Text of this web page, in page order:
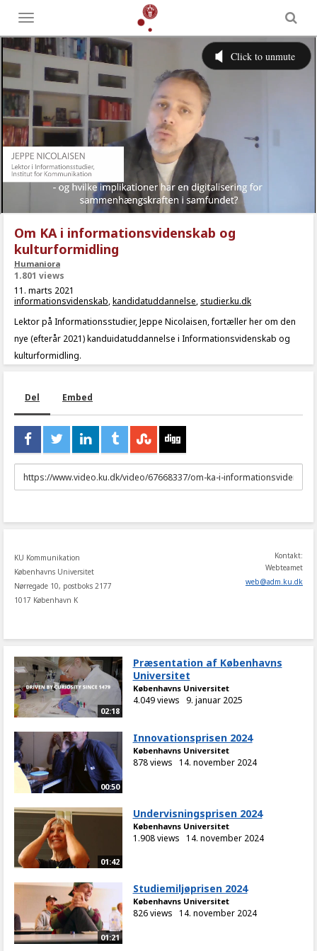
Toggle
menu
Om KA i informationsvidenskab og
kulturformidling
Humaniora
1.801 views
11. marts 2021
informationsvidenskab,kandidatuddannelse, studier.ku.dk
Lektor på Informationsstudier, Jeppe Nicolaisen, fortæller her om den
nye (efterår 2021) kanduidatuddannelse i Informationsvidenskab og
kulturformidling.
Del Embed
URL
to
KU Kommunikation
Københavns Universitet
Nørregade 10, postboks 2177
1017 København K
Kontakt:
Webteamet
web@adm.ku.dk
02:18
Præsentation af Københavns
Universitet
Københavns Universitet
4.049 views 9. januar 2025
00:50
Innovationsprisen 2024
Københavns Universitet
878 views 14. november 2024
01:42
Undervisningsprisen 2024
Københavns Universitet
1.908 views 14. november 2024
01:21
Studiemiljøprisen 2024
Københavns Universitet
826 views 14. november 2024